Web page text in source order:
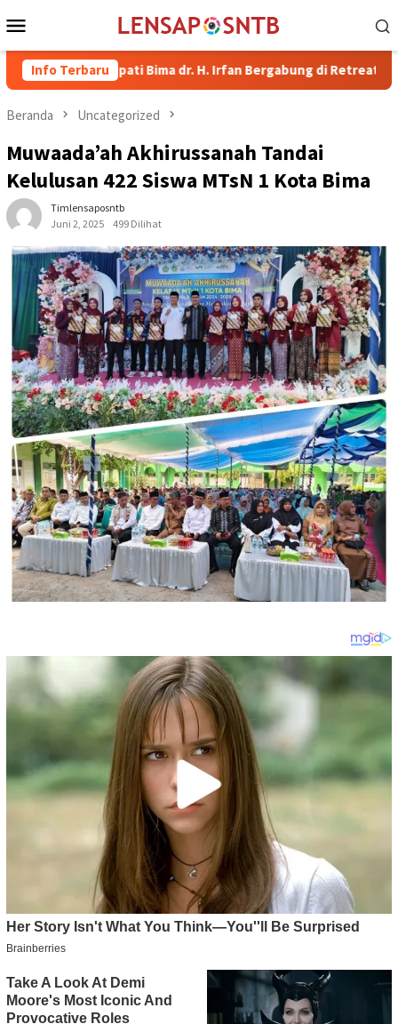
ke
Mobile
Info Terbaru
Bupati Bima dr. H. Irfan Bergabung di Retreat Magelang
Beranda Uncategorized
Muwaada’ah Akhirussanah Tandai
Kelulusan 422 Siswa MTsN 1 Kota Bima
Timlensaposntb
Juni 2, 2025
499 Dilihat